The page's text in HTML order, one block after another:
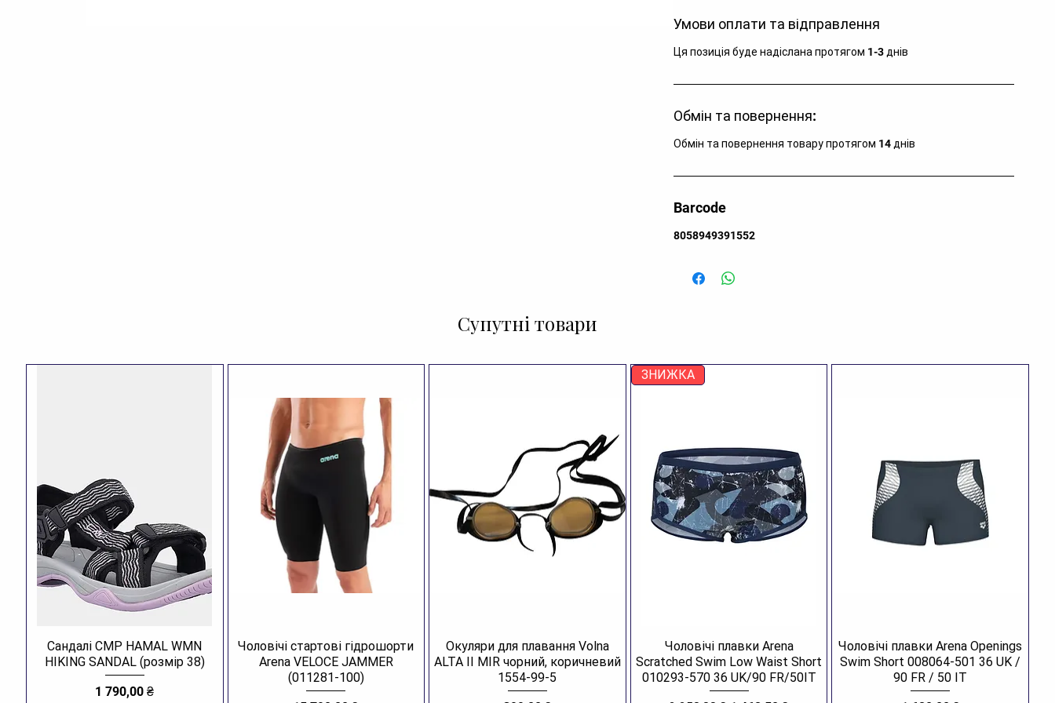
Колір:Antracite
Склад: 100% поліестер
Різновид:куртка
Для кого:
Умови оплати та відправлення
Ця позиція буде надіслана протягом 1-3 днів
Обмін та повернення:
Обмін та повернення товару протягом 14 днів
Barcode
8058949391552
Супутні товари
Сандалі CMP HAMAL WMN
HIKING SANDAL (розмір 38)
Ціна
1 790,00 ₴
Чоловічі стартові гідрошорти
Arena VELOCE JAMMER
(011281-100)
Окуляри для плавання Volna
ALTA II MIR чорний, коричневий
1554-99-5
ЗНИЖКА
Чоловічі плавки Arena
Scratched Swim Low Waist Short
010293-570 36 UK/90 FR/50IT
Чоловічі плавки Arena Openings
Swim Short 008064-501 36 UK /
90 FR / 50 IT